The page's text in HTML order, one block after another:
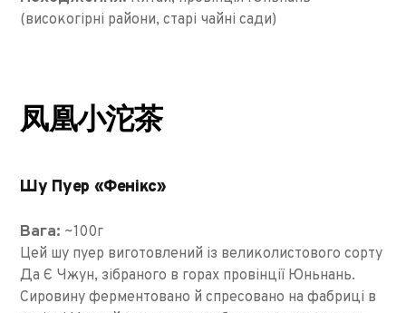
(високогірні райони, старі чайні сади)
凤凰小沱茶
Шу Пуер «Фенікс»
Вага: ~100г
Цей шу пуер виготовлений із великолистового сорту
Да Є Чжун, зібраного в горах провінції Юньнань.
Сировину ферментовано й спресовано на фабриці в